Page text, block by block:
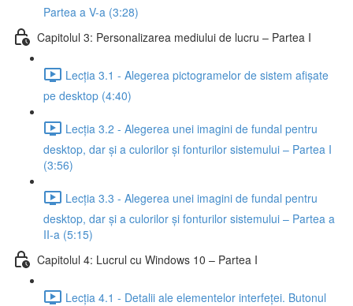
Partea a V-a (3:28)
Capitolul 3: Personalizarea mediului de lucru – Partea I
Lecția 3.1 - Alegerea pictogramelor de sistem afișate
pe desktop (4:40)
Lecția 3.2 - Alegerea unei imagini de fundal pentru
desktop, dar și a culorilor și fonturilor sistemului – Partea I
(3:56)
Lecția 3.3 - Alegerea unei imagini de fundal pentru
desktop, dar și a culorilor și fonturilor sistemului – Partea a
II-a (5:15)
Capitolul 4: Lucrul cu Windows 10 – Partea I
Lecția 4.1 - Detalii ale elementelor interfeței. Butonul